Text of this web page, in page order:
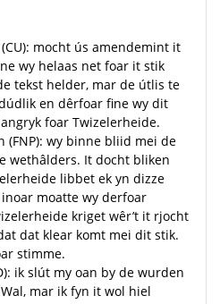
mocht ús amendemint it
wy helaas net foar it stik
tekst helder, mar de útlis te
en dêrfoar fine wy dit
foar Twizelerheide.
(FNP): wy binne bliid mei de
wethâlders. It docht bliken
libbet ek yn dizze
moatte wy derfoar
kriget wêr’t it rjocht
dat klear komt mei dit stik.
stimme.
ik slút my oan by de wurden
mar ik fyn it wol hiel